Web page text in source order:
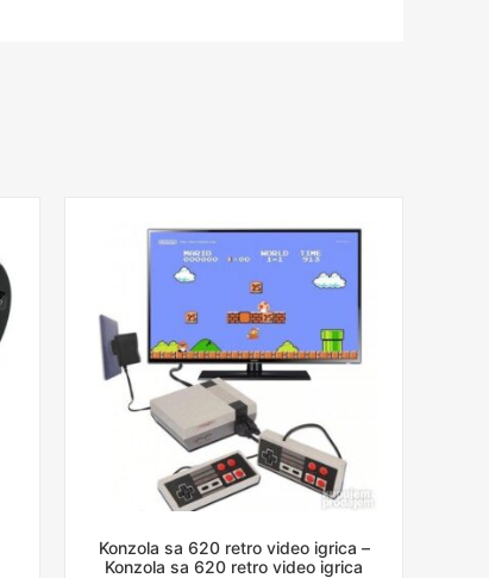
Konzola sa 620 retro video igrica –
Konzola sa 620 retro video igrica